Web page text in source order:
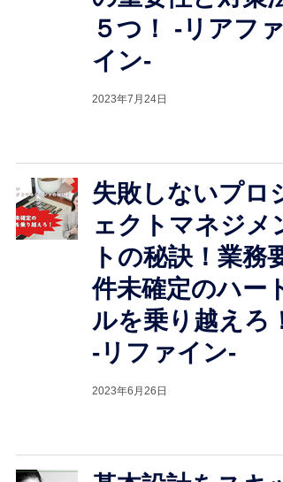
５つ！ -リアファ
イン-
2023年7月24日
失敗しないプロジ
ェクトマネジメン
トの秘訣！業務要
件未確定のハード
ルを乗り越えろ！
-リファイン-
2023年6月26日